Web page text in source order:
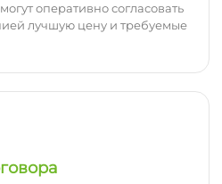
оперативно согласовать
лучшую цену и требуемые